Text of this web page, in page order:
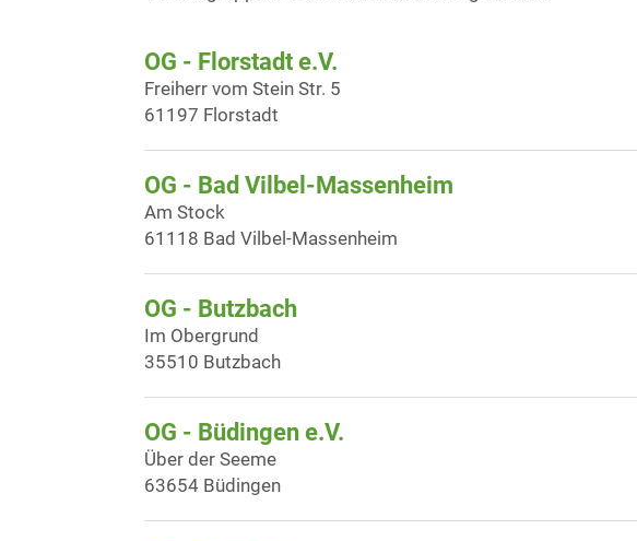
OG - Florstadt e.V.
Freiherr vom Stein Str. 5
61197 Florstadt
OG - Bad Vilbel-Massenheim
Am Stock
61118 Bad Vilbel-Massenheim
OG - Butzbach
Im Obergrund
35510 Butzbach
OG - Büdingen e.V.
Über der Seeme
63654 Büdingen